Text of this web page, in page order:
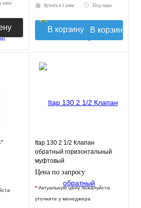
Купить в 1 клик Под заказ
В корзину
Itap 130 2 1/2 Клапан
обратный горизонтальный
муфтовый
Цена по запросу
* Актуальную цену пожалуйста
уточните у менеджера